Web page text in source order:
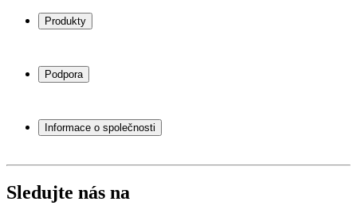
Produkty
Stojany na víno
Vinný nábytek
Podpora
Servisní případ
Platba
Vrácení
Informace o společnosti
Black Friday
Singles Day
Sledujte nás na